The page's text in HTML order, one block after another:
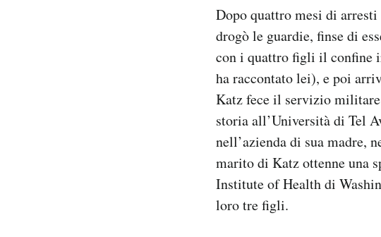
Dopo quattro mesi di
drogò le guardie, finse di
con i quattro figli il confine
ha raccontato lei), e poi
Katz fece il servizio
storia all’Università di Tel
nell’azienda di sua madre,
marito di Katz ottenne una
Institute of Health di
loro tre figli.